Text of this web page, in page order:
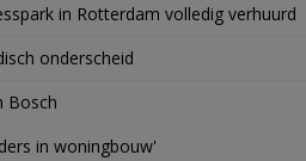
in Rotterdam volledig verhuurd
onderscheid
Bosch
in woningbouw'